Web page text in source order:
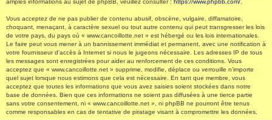
amples informations au sujet de phpBB, veuillez consulter : https://www.phpbb.com/
Vous acceptez de ne pas publier de contenu abusif, obscène, vulgaire, diffamatoire,
choquant, menaçant, à caractère sexuel ou tout autre contenu qui peut transgresser les lois
de votre pays, du pays où « www.cancoillotte.net » est hébergé ou les lois internationales.
Le faire peut vous mener à un bannissement immédiat et permanent, avec une notification à
votre fournisseur d’accès à Internet si nous le jugeons nécessaire. Les adresses IP de tous
les messages sont enregistrées pour aider au renforcement de ces conditions. Vous
acceptez que « www.cancoillotte.net » supprime, modifie, déplace ou verrouille n’importe
quel sujet lorsque nous estimons que cela est nécessaire. En tant que membre, vous
acceptez que toutes les informations que vous avez saisies soient stockées dans notre
base de données. Bien que ces informations ne soient pas diffusées à une tierce partie
sans votre consentement, ni « www.cancoillotte.net », ni phpBB ne pourront être tenus
comme responsables en cas de tentative de piratage visant à compromettre les données.